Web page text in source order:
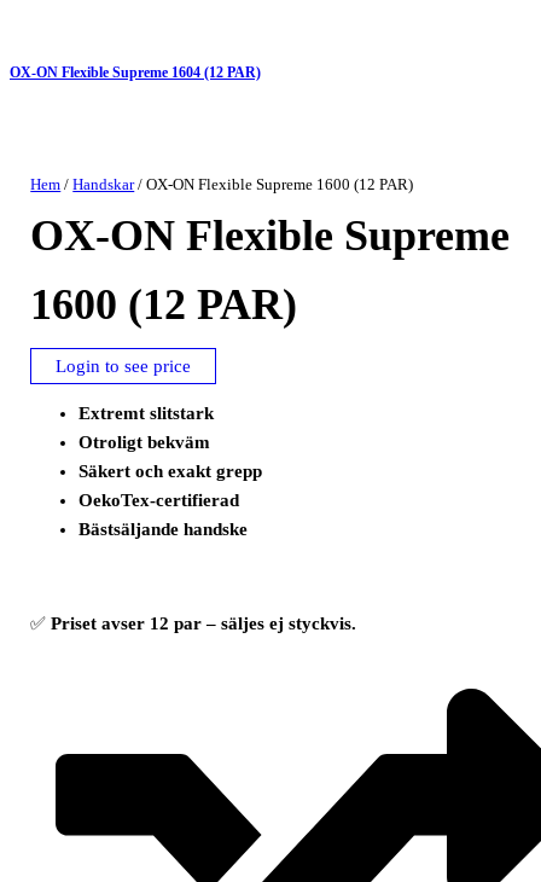
OX-ON Flexible Supreme 1604 (12 PAR)
Hem /Handskar/ OX-ON Flexible Supreme 1600 (12 PAR)
OX-ON Flexible Supreme
1600 (12 PAR)
Login to see price
Extremt slitstark
Otroligt bekväm
Säkert och exakt grepp
OekoTex-certifierad
Bästsäljande handske
✅Priset avser 12 par – säljes ej styckvis.